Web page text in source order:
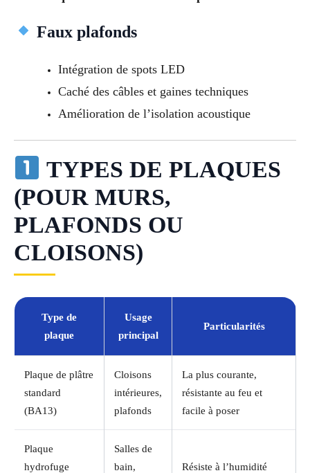
Faux plafonds
Intégration de spots LED
Caché des câbles et gaines techniques
Amélioration de l’isolation acoustique
TYPES DE PLAQUES
(POUR MURS,
PLAFONDS OU
CLOISONS)
Type de
plaque
Usage
principal
Particularités
Plaque de plâtre
standard
(BA13)
Cloisons
intérieures,
plafonds
La plus courante,
résistante au feu et
facile à poser
Plaque
hydrofuge
Salles de
bain,
Résiste à l’humidité